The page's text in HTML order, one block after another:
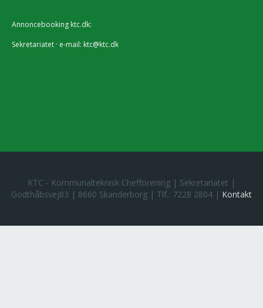
Annoncebooking ktc.dk:
Sekretariatet · e-mail: ktc@ktc.dk
KTC - Kommunalteknisk Chefforening | Sekretariatet |
Godthåbsvej83 | 8660 Skanderborg | Tlf.: 7228 2804 | Kontakt